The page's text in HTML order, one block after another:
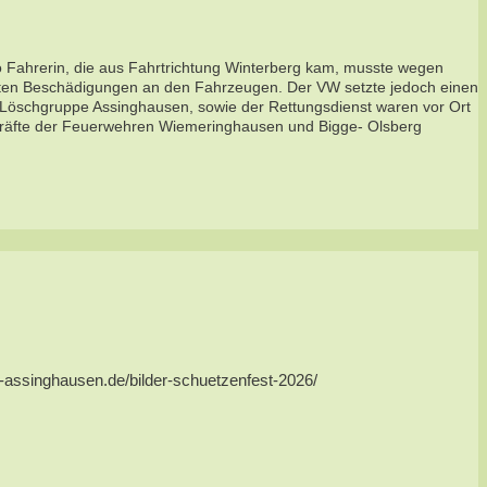
die aus Fahrtrichtung Winterberg kam, musste wegen
Beschädigungen an den Fahrzeugen. Der VW setzte jedoch einen
Assinghausen, sowie der Rettungsdienst waren vor Ort
der Feuerwehren Wiemeringhausen und Bigge- Olsberg
bilder-schuetzenfest-2026/